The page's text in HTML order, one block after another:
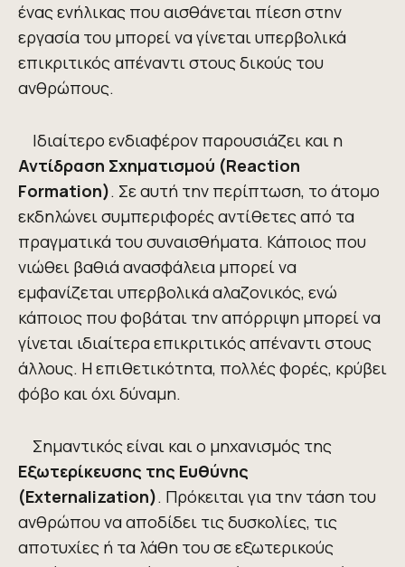
ένας ενήλικας που αισθάνεται πίεση στην
εργασία του μπορεί να γίνεται υπερβολικά
επικριτικός απέναντι στους δικούς του
ανθρώπους.
Ιδιαίτερο ενδιαφέρον παρουσιάζει και η
Αντίδραση Σχηματισμού (Reaction
Formation). Σε αυτή την περίπτωση, το άτομο
εκδηλώνει συμπεριφορές αντίθετες από τα
πραγματικά του συναισθήματα. Κάποιος που
νιώθει βαθιά ανασφάλεια μπορεί να
εμφανίζεται υπερβολικά αλαζονικός, ενώ
κάποιος που φοβάται την απόρριψη μπορεί να
γίνεται ιδιαίτερα επικριτικός απέναντι στους
άλλους. Η επιθετικότητα, πολλές φορές, κρύβει
φόβο και όχι δύναμη.
Σημαντικός είναι και ο μηχανισμός της
Εξωτερίκευσης της Ευθύνης
(Externalization). Πρόκειται για την τάση του
ανθρώπου να αποδίδει τις δυσκολίες, τις
αποτυχίες ή τα λάθη του σε εξωτερικούς